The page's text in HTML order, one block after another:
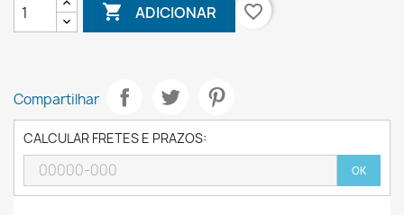
 ADICIONAR favorite_border
Compartilhar
CALCULAR FRETES E PRAZOS:
OK